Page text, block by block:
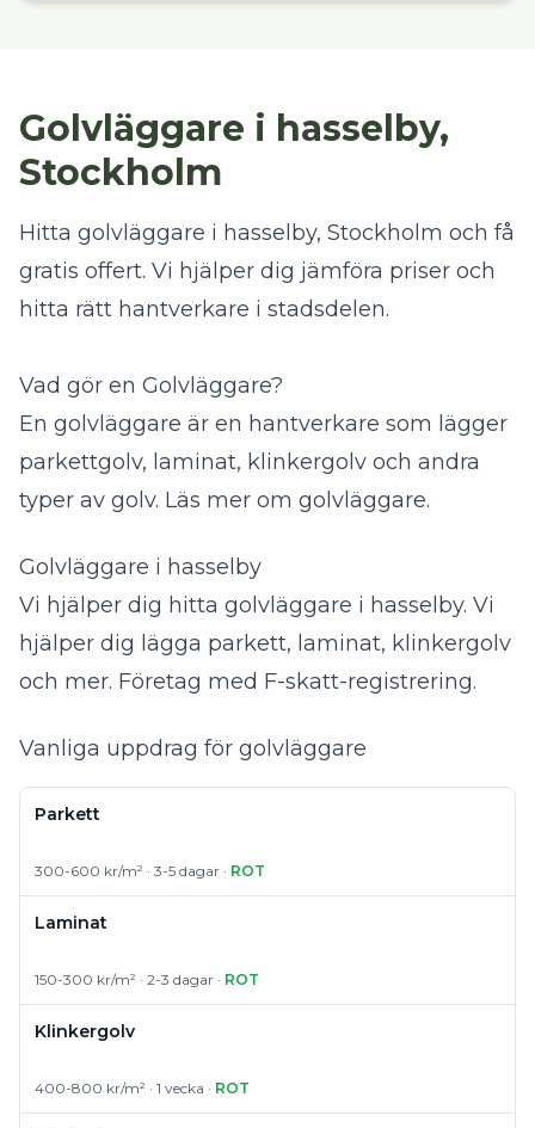
Golvläggare i hasselby,
Stockholm
Hitta golvläggare i hasselby, Stockholm och få
gratis offert. Vi hjälper dig jämföra priser och
hitta rätt hantverkare i stadsdelen.
Vad gör en Golvläggare?
En golvläggare är en hantverkare som lägger
parkettgolv, laminat, klinkergolv och andra
typer av golv. Läs mer om golvläggare.
Golvläggare i hasselby
Vi hjälper dig hitta golvläggare i hasselby. Vi
hjälper dig lägga parkett, laminat, klinkergolv
och mer. Företag med F-skatt-registrering.
Vanliga uppdrag för golvläggare
Parkett
300-600 kr/m² · 3-5 dagar · ROT
Laminat
150-300 kr/m² · 2-3 dagar · ROT
Klinkergolv
400-800 kr/m² · 1 vecka · ROT